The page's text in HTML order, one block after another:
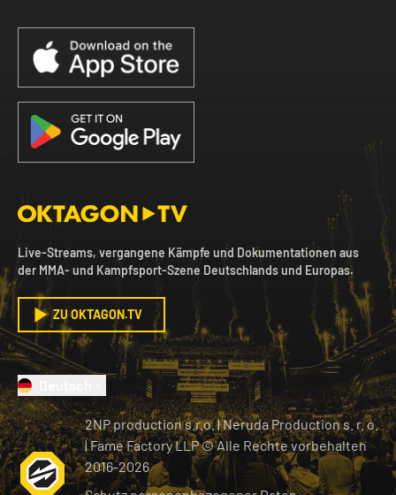
Live-Streams, vergangene Kämpfe und Dokumentationen aus
der MMA- und Kampfsport-Szene Deutschlands und Europas.
ZU OKTAGON.TV
2NP production s.r.o.|Neruda Production s. r. o.
| Fame Factory LLP © Alle Rechte vorbehalten
2016-2026